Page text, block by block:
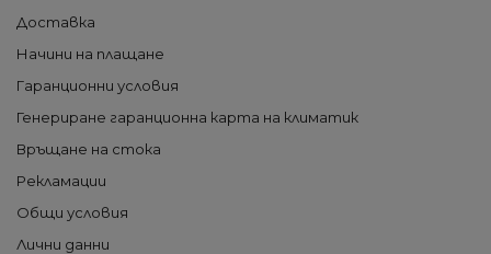
Доставка
Начини на плащане
Гаранционни условия
Генериране гаранционна карта на климатик
Връщане на стока
Рекламации
Общи условия
Лични данни